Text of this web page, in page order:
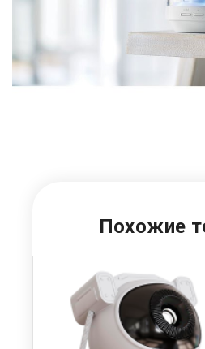
Похожие